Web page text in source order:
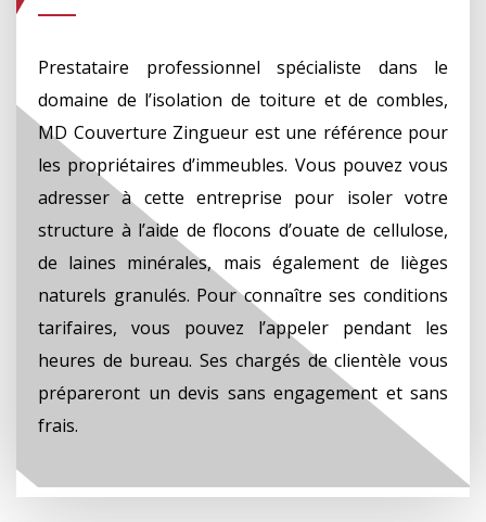
Prestataire professionnel spécialiste dans le
domaine de l’isolation de toiture et de combles,
MD Couverture Zingueur est une référence pour
les propriétaires d’immeubles. Vous pouvez vous
adresser à cette entreprise pour isoler votre
structure à l’aide de flocons d’ouate de cellulose,
de laines minérales, mais également de lièges
naturels granulés. Pour connaître ses conditions
tarifaires, vous pouvez l’appeler pendant les
heures de bureau. Ses chargés de clientèle vous
prépareront un devis sans engagement et sans
frais.